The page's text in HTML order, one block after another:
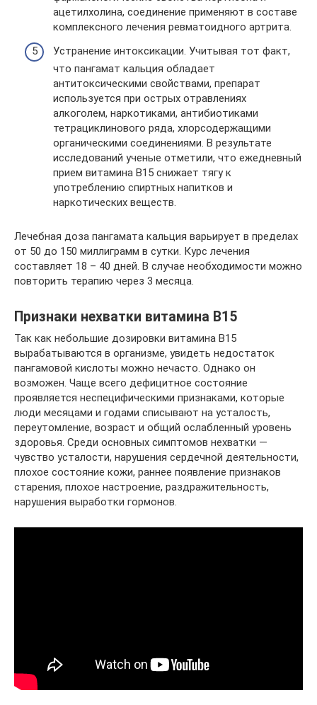
ацетилхолина, соединение применяют в составе
комплексного лечения ревматоидного артрита.
Устранение интоксикации. Учитывая тот факт,
что пангамат кальция обладает
антитоксическими свойствами, препарат
используется при острых отравлениях
алкоголем, наркотиками, антибиотиками
тетрациклинового ряда, хлорсодержащими
органическими соединениями. В результате
исследований ученые отметили, что ежедневный
прием витамина В15 снижает тягу к
употреблению спиртных напитков и
наркотических веществ.
Лечебная доза пангамата кальция варьирует в пределах
от 50 до 150 миллиграмм в сутки. Курс лечения
составляет 18 – 40 дней. В случае необходимости можно
повторить терапию через 3 месяца.
Признаки нехватки витамина В15
Так как небольшие дозировки витамина В15
вырабатываются в организме, увидеть недостаток
пангамовой кислоты можно нечасто. Однако он
возможен. Чаще всего дефицитное состояние
проявляется неспецифическими признаками, которые
люди месяцами и годами списывают на усталость,
переутомление, возраст и общий ослабленный уровень
здоровья. Среди основных симптомов нехватки —
чувство усталости, нарушения сердечной деятельности,
плохое состояние кожи, раннее появление признаков
старения, плохое настроение, раздражительность,
нарушения выработки гормонов.